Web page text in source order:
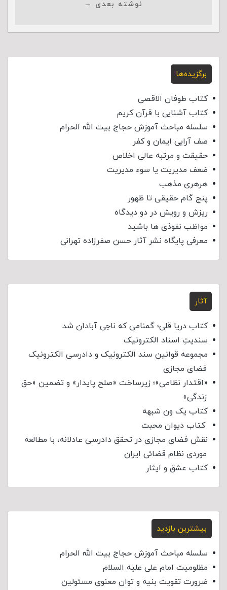
نوشته بعدی →
برگزیده‌ها
کتاب طوفان الاقصی
کتاب آشنایی با قرآن کریم
سلسله مباحث آموزش حجاج بیت الله الحرام
صف آرایی ایمان و کفر
حقیقت و مرتبه عالی اخلاص
ضعف مدیریت یا سوء مدیریت
هرهری مذهب
پنج گام حقیقی تا ظهور
ریزش و رویش در دو دیدگاه
مواظب نفوذی‌ ها باشید
معرفی پایگاه نشر آثار حسن صفرزاده تهرانی
آثار
کتاب دریا قلی؛ گمنامی که ناجی آبادان شد
سندیتِ اسناد الکترونیک
مجموعه قوانین سند الکترونیک و دادرسی الکترونیک
فضای مجازی
«اقتدار نظامی»؛ زیرساخت «صلح پایدار» و تضمین «حق
زندگی»
کتاب یک ون شبهه
کتاب دیوان محبت
نقش فضای مجازی در تحقق دادرسی عادلانه، با مطالعه
موردی نظام قضائی ایران
کتاب عشق و ایثار
بیشترین بازدید
سلسله مباحث آموزش حجاج بیت الله الحرام
مظلومیت امام علی علیه السلام
ضرورت تقویت بنیه و توان معنوی مسئولین